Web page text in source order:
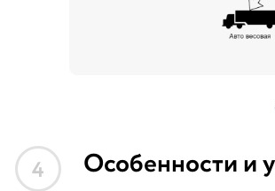
4 Особенности и